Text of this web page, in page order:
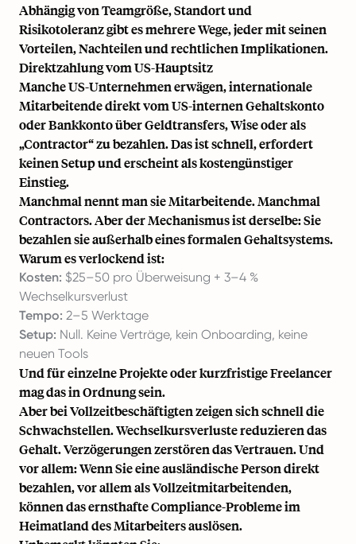
Abhängig von Teamgröße, Standort und
Risikotoleranz gibt es mehrere Wege, jeder mit seinen
Vorteilen, Nachteilen und rechtlichen Implikationen.
Direktzahlung vom US-Hauptsitz
Manche US-Unternehmen erwägen, internationale
Mitarbeitende direkt vom US-internen Gehaltskonto
oder Bankkonto über Geldtransfers, Wise oder als
„Contractor“ zu bezahlen. Das ist schnell, erfordert
keinen Setup und erscheint als kostengünstiger
Einstieg.
Manchmal nennt man sie Mitarbeitende. Manchmal
Contractors. Aber der Mechanismus ist derselbe: Sie
bezahlen sie außerhalb eines formalen Gehaltsystems.
Warum es verlockend ist:
Kosten: $25–50 pro Überweisung + 3–4 %
Wechselkursverlust
Tempo: 2–5 Werktage
Setup: Null. Keine Verträge, kein Onboarding, keine
neuen Tools
Und für einzelne Projekte oder kurzfristige Freelancer
mag das in Ordnung sein.
Aber bei Vollzeitbeschäftigten zeigen sich schnell die
Schwachstellen. Wechselkursverluste reduzieren das
Gehalt. Verzögerungen zerstören das Vertrauen. Und
vor allem: Wenn Sie eine ausländische Person direkt
bezahlen, vor allem als Vollzeitmitarbeitenden,
können das ernsthafte Compliance-Probleme im
Heimatland des Mitarbeiters auslösen.